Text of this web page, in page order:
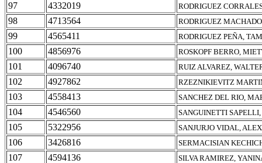
97 4332019 RODRIGUEZ
98 4713564 RODRIGUEZ
99 4565411 RODRIGUEZ PEÑA,
100 4856976 ROSKOPF BERRO,
101 4096740 RUIZ ALVAREZ,
102 4927862 RZEZNIKIEVITZ
103 4558413 SANCHEZ DEL RIO,
104 4546560 SANGUINETTI SAPELLI,
105 5322956 SANJURJO VIDAL,
106 3426816 SERMACISIAN
107 4594136 SILVA RAMIREZ,